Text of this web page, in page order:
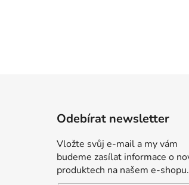
Odebírat newsletter
Vložte svůj e-mail a my vám
budeme zasílat informace o
produktech na našem e-shopu.